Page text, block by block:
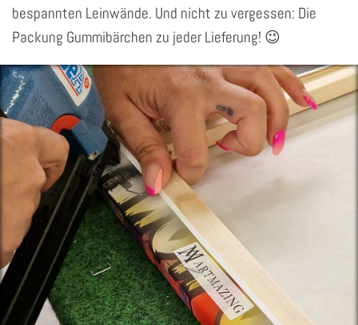
bespannten Leinwände. Und nicht zu vergessen: Die
Packung Gummibärchen zu jeder Lieferung! 😉